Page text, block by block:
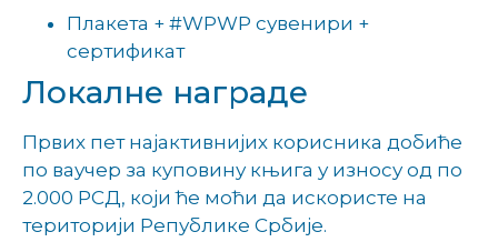
Плакета + #WPWP сувенири +
сертификат
Локалне награде
Првих пет најактивнијих корисника добиће
по ваучер за куповину књига у износу од по
2.000 РСД, који ће моћи да искористе на
територији Републике Србије.